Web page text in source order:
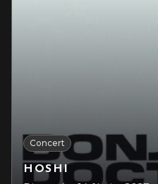
Concert
HOSHI